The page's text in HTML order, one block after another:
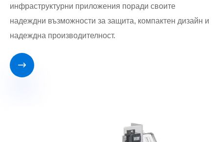
инфраструктурни приложения поради своите
надеждни възможности за защита, компактен дизайн и
надеждна производителност.
